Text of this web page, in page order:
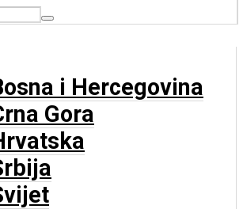
i Hercegovina
Gora